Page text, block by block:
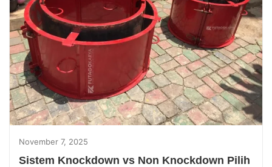
November 7, 2025
Sistem Knockdown vs Non Knockdown Pilih